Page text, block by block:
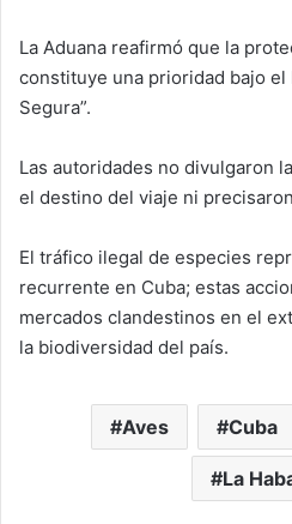
La Aduana reafirmó que la
constituye una prioridad bajo el
Segura”.
Las autoridades no divulgaron
el destino del viaje ni
El tráfico ilegal de especies
recurrente en Cuba; estas
mercados clandestinos en el
la biodiversidad del país.
Aves Cuba
La